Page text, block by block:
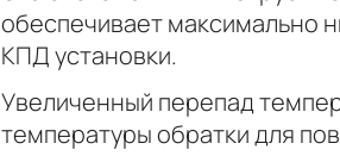
обеспечивает максимально
КПД установки.
Увеличенный перепад
температуры обратки для